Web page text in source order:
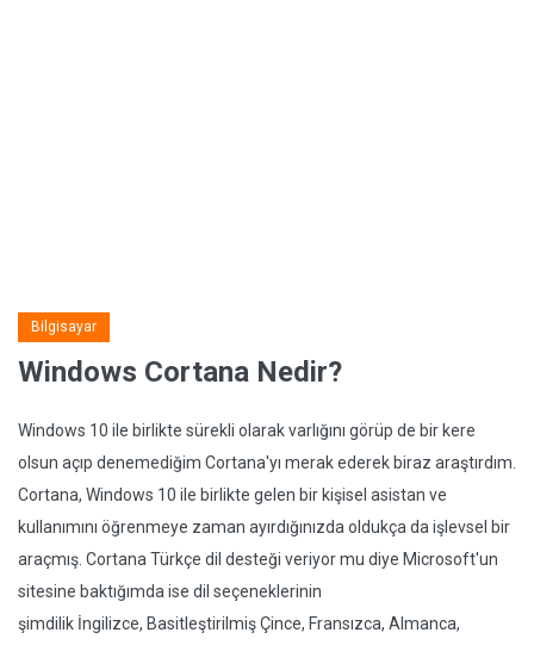
Bilgisayar
Windows Cortana Nedir?
Windows 10 ile birlikte sürekli olarak varlığını görüp de bir kere
olsun açıp denemediğim Cortana'yı merak ederek biraz araştırdım.
Cortana, Windows 10 ile birlikte gelen bir kişisel asistan ve
kullanımını öğrenmeye zaman ayırdığınızda oldukça da işlevsel bir
araçmış. Cortana Türkçe dil desteği veriyor mu diye Microsoft'un
sitesine baktığımda ise dil seçeneklerinin
şimdilik İngilizce, Basitleştirilmiş Çince, Fransızca, Almanca,